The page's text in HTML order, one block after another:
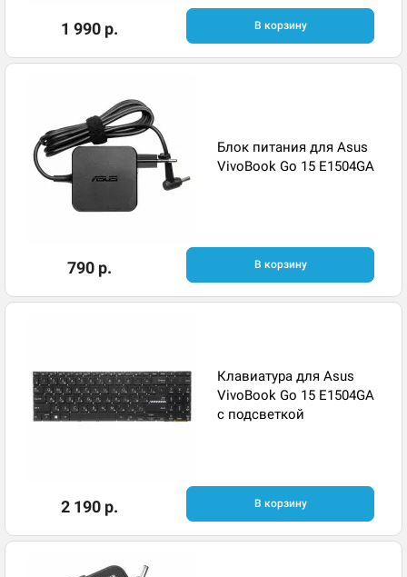
1 990 р. В корзину
Блок питания для Asus
VivoBook Go 15 E1504GA
790 р. В корзину
Клавиатура для Asus
VivoBook Go 15 E1504GA
с подсветкой
2 190 р. В корзину